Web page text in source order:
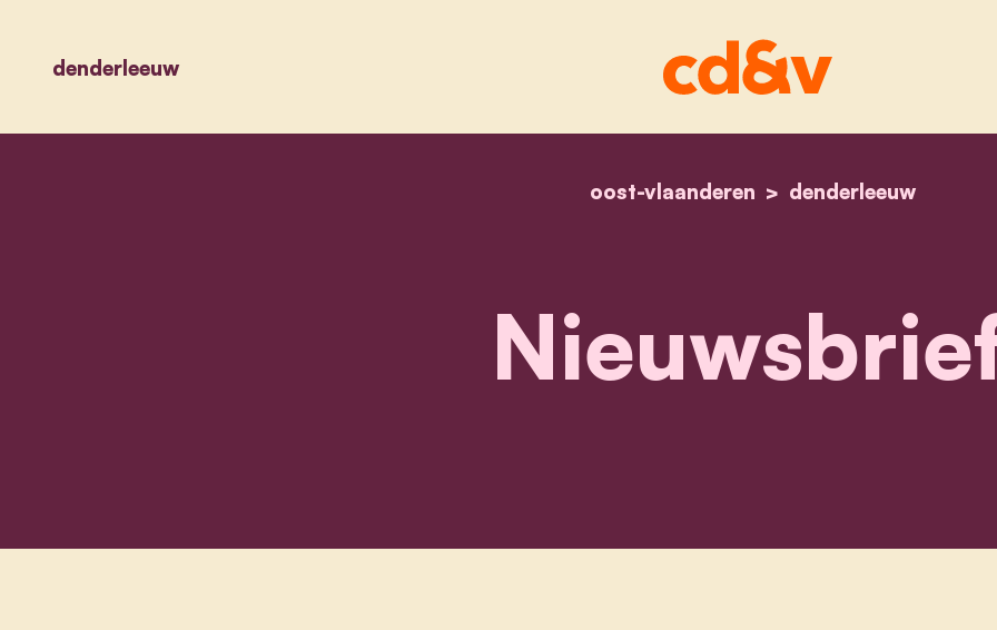
denderleeuw
home
oost-vlaanderen denderleeuw
nieuwsbrief